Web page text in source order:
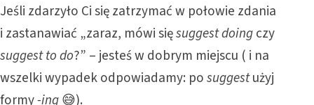
Jeśli zdarzyło Ci się zatrzymać w połowie zdania
i zastanawiać „zaraz, mówi sięsuggest doingczy
suggest to do?” – jesteś w dobrym miejscu ( i na
wszelki wypadek odpowiadamy: posuggestużyj
formy-ing😅).